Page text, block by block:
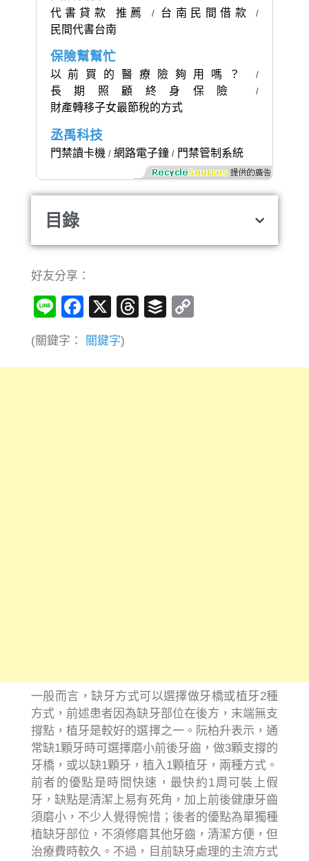
代書貸款 推薦 / 台南民間借款 /
民間代書台南
保險幫幫忙
以前買的醫療險夠用嗎？ /
長期照顧終身保險 /
財產轉移子女最節稅的方式
丞禹科技
門禁讀卡機 / 網路電子鐘/ 門禁管制系統
目錄
好友分享：
LineFacebook
X Threads
Buffer
(關鍵字： 關鍵字)
一般而言，缺牙方式可以選擇做牙橋或植牙2種
方式，前述患者因為缺牙部位在後方，末端無支
撐點，植牙是較好的選擇之一。阮柏升表示，通
常缺1顆牙時可選擇磨小前後牙齒，做3顆支撐的
牙橋，或以缺1顆牙，植入1顆植牙，兩種方式。
前者的優點是時間快速，最快約1周可裝上假
牙，缺點是清潔上易有死角，加上前後健康牙齒
須磨小，不少人覺得惋惜；後者的優點為單獨種
植缺牙部位，不須修磨其他牙齒，清潔方便，但
治療費時較久。不過，目前缺牙處理的主流方式